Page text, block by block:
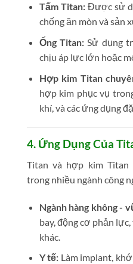
Tấm Titan:Được sử
chống ăn mòn và sản
Ống Titan: Sử dụng
chịu áp lực lớn hoặc
Hợp kim Titan
hợp kim phục vụ
khí, và các ứng dụng
4. Ứng Dụng Của
Titan và hợp kim
trong nhiều ngành công
Ngành hàng không -
bay, động cơ phản
khác.
Y tế: Làm implant,